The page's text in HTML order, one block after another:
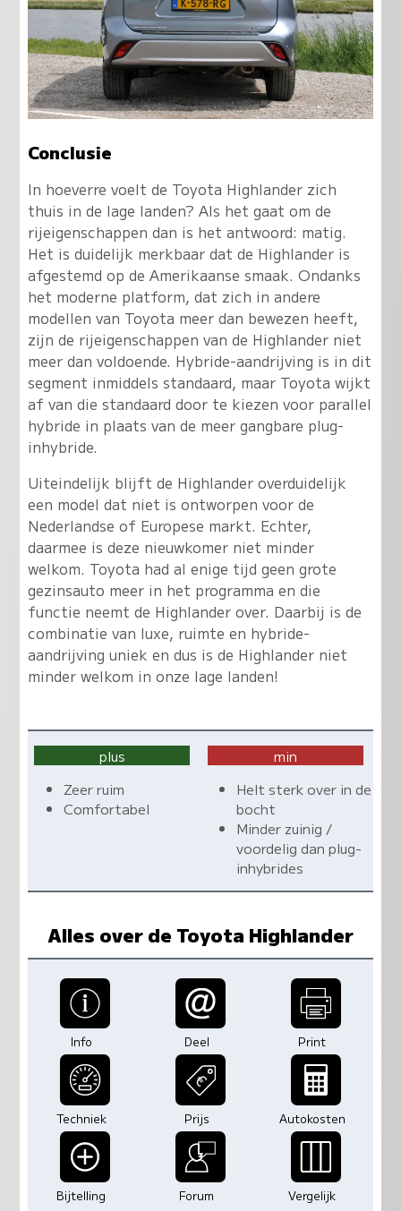
Conclusie
In hoeverre voelt de Toyota Highlander zich
thuis in de lage landen? Als het gaat om de
rijeigenschappen dan is het antwoord: matig.
Het is duidelijk merkbaar dat de Highlander is
afgestemd op de Amerikaanse smaak. Ondanks
het moderne platform, dat zich in andere
modellen van Toyota meer dan bewezen heeft,
zijn de rijeigenschappen van de Highlander niet
meer dan voldoende. Hybride-aandrijving is in dit
segment inmiddels standaard, maar Toyota wijkt
af van die standaard door te kiezen voor parallel
hybride in plaats van de meer gangbare plug-
inhybride.
Uiteindelijk blijft de Highlander overduidelijk
een model dat niet is ontworpen voor de
Nederlandse of Europese markt. Echter,
daarmee is deze nieuwkomer niet minder
welkom. Toyota had al enige tijd geen grote
gezinsauto meer in het programma en die
functie neemt de Highlander over. Daarbij is de
combinatie van luxe, ruimte en hybride-
aandrijving uniek en dus is de Highlander niet
minder welkom in onze lage landen!
plus
Zeer ruim
Comfortabel
min
Helt sterk over in de
bocht
Minder zuinig /
voordelig dan plug-
inhybrides
Alles over de Toyota Highlander
Info Deel Print
Techniek Prijs Autokosten
Bijtelling Forum Vergelijk